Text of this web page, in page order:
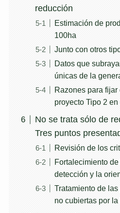
reducción
Estimación de
100ha
Junto con otros
Datos que
únicas de la
Razones para
proyecto Tipo 2
No se trata sólo de
Tres puntos
Revisión de los
Fortalecimiento
detección y la
Tratamiento de
no cubiertas por la